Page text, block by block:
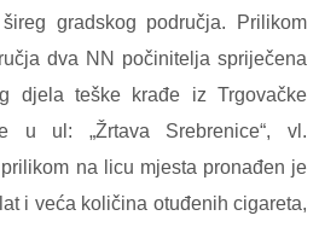
gradskog područja. Prilikom
dva NN počinitelja spriječena
djela teške krađe iz Trgovačke
u ul: „Žrtava Srebrenice“, vl.
na licu mjesta pronađen je
i veća količina otuđenih cigareta,